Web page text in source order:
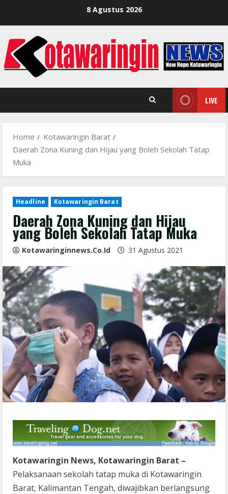
8 Agustus 2026
LIVE
Home
Kotawaringin Barat
Daerah Zona Kuning dan Hijau yang Boleh Sekolah Tatap
Muka
Headline Kotawaringin Barat
Daerah Zona Kuning dan Hijau
yang Boleh Sekolah Tatap Muka
Kotawaringinnews.co.id 31 Agustus 2021
Kotawaringin News, Kotawaringin Barat –
Pelaksanaan sekolah tatap muka di Kotawaringin
Barat, Kalimantan Tengah, diwajibkan berlangsung